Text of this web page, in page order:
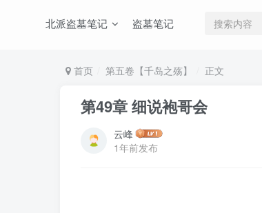
北派盗墓笔记 盗墓笔记
首页 第五卷【千岛之殇】 正文
第49章 细说袍哥会
云峰
1年前发布